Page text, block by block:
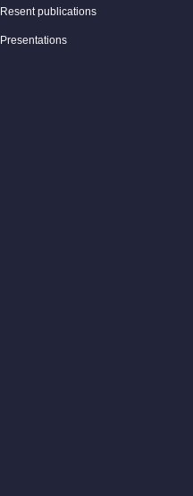
Resent publications
Presentations